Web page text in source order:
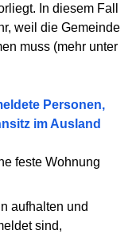
In diesem Fall
weil die Gemeinde
muss (mehr unter
Personen,
im Ausland
feste Wohnung
aufhalten und
sind,